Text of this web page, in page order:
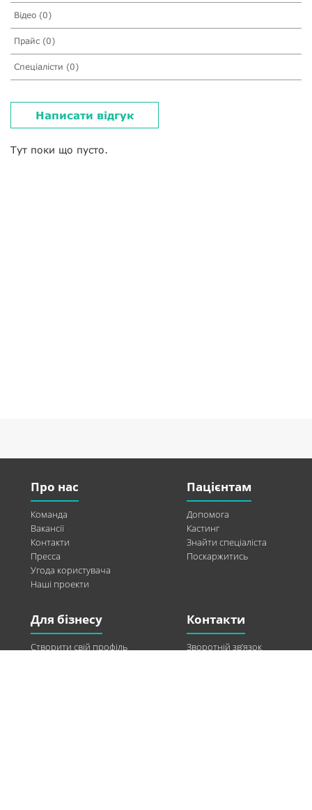
Відео (0)
Прайс (0)
Спеціалісти (0)
Написати відгук
Тут поки що пусто.
Про нас
Команда
Вакансії
Контакти
Пресса
Угода користувача
Наші проекти
Пацієнтам
Допомога
Кастинг
Знайти спеціаліста
Поскаржитись
Для бізнесу
Створити свій профіль
Контакти
Зворотній зв’язок